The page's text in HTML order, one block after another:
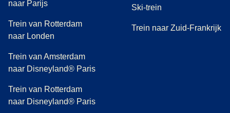
naar Parijs
Trein van Rotterdam
naar Londen
Trein van Amsterdam
naar Disneyland® Paris
Trein van Rotterdam
naar Disneyland® Paris
Ski-trein
Trein naar Zuid-Frankrijk